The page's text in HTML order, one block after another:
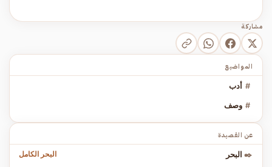
مشاركة
المواضيع
# أدب
# وصف
عن القصيدة
✒️ البحر البحر الكامل